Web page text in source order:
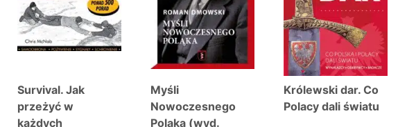
Survival. Jak
przeżyć w
każdych
Myśli
Nowoczesnego
Polaka (wyd.
Królewski dar. Co
Polacy dali światu